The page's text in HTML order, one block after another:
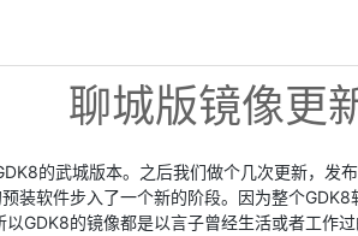
聊城版镜像更
的武城版本。之后我们做个几次更新，发
装软件步入了一个新的阶段。因为整个
GDK8的镜像都是以言子曾经生活或者工作